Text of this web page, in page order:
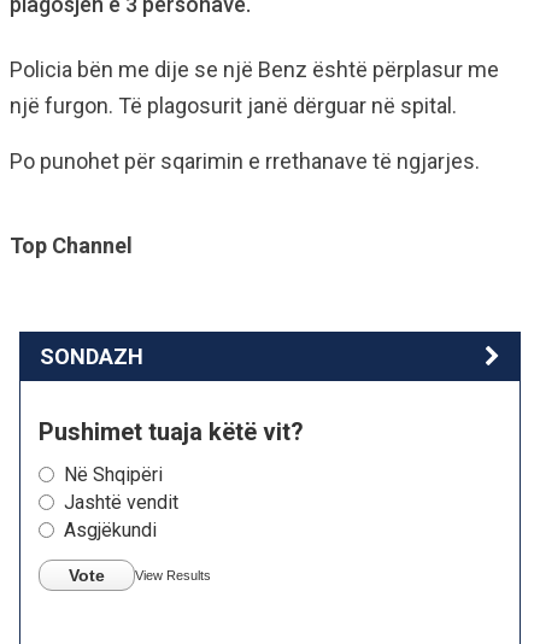
Policia bën me dije se një Benz është përplasur me
një furgon. Të plagosurit janë dërguar në spital.
Po punohet për sqarimin e rrethanave të ngjarjes.
Top Channel
SONDAZH
Pushimet tuaja këtë vit?
Në Shqipëri
Jashtë vendit
Asgjëkundi
Vote View Results